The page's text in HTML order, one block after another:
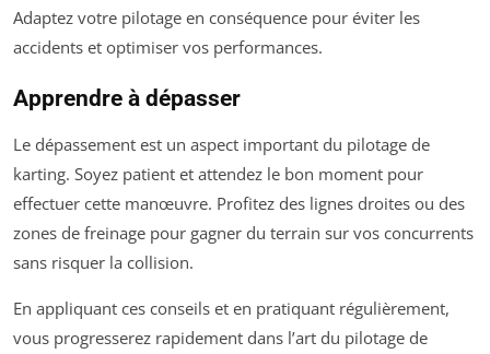
Adaptez votre pilotage en conséquence pour éviter les
accidents et optimiser vos performances.
Apprendre à dépasser
Le dépassement est un aspect important du pilotage de
karting. Soyez patient et attendez le bon moment pour
effectuer cette manœuvre. Profitez des lignes droites ou des
zones de freinage pour gagner du terrain sur vos concurrents
sans risquer la collision.
En appliquant ces conseils et en pratiquant régulièrement,
vous progresserez rapidement dans l’art du pilotage de